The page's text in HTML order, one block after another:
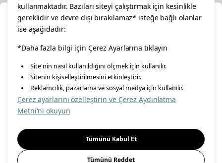
facebooktwitterinstagrampinterestyoutube
linkedin
Enerji Politikası Bilgi Güvenliği Politikası
Gıda Güvenliği Politikası
Önemli Bilgilendirme İnternet Sitesi Gizlilik Politikası
Konumunuzu Seçin
İnternetten vereceğiniz siparişlerinizde size özel hizmet ve
içerikleri görebilmek için lütfen konumuzu seçin.
İl seçiniz
Seçiniz
kullanmaktadır. Bazıları siteyi çalıştırmak için kesinlikle
gereklidir ve devre dışı bırakılamaz* isteğe bağlı olanlar
ise aşağıdadır:
*Daha fazla bilgi için Çerez Ayarlarına tıklayın
Site'nin nasıl kullanıldığını ölçmek için kullanılır.
Sitenin kişiselleştirilmesini etkinleştirir.
Reklamcılık, pazarlama ve sosyal medya için kullanılır.
Çerez ayarlarını özelleştirin ve Çerez Aydınlatma
Metni'ni okuyun
Tümünü Kabul Et
Tümünü Reddet